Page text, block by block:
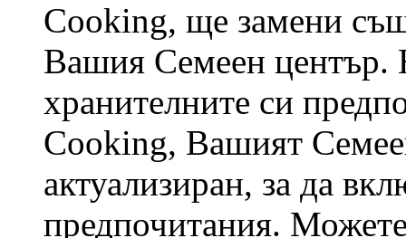
Cooking, ще замени
Вашия Семеен център.
хранителните си
Cooking, Вашият
актуализиран, за да
предпочитания.